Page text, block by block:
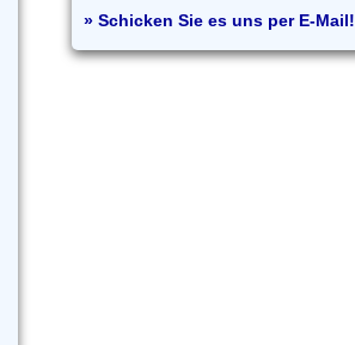
» Schicken Sie es uns per E-Mail!